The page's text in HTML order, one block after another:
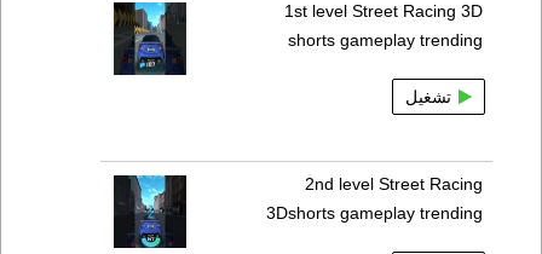
1st level Street Racing 3D
shorts gameplay trending
تشغيل
2nd level Street Racing
3Dshorts gameplay trending